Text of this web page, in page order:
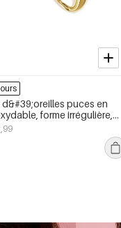
puces en
forme irrégulière,
Simple Daily Simple, bijoux